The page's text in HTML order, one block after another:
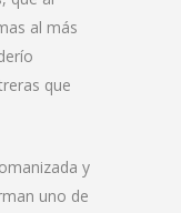
al más
que
y
uno de